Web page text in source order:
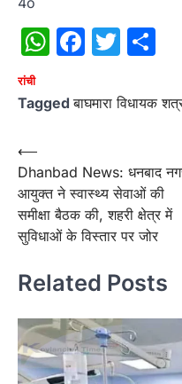
WhatsApp
रांची
Taggedबाघमारा विधायक
Post
navigation
⟵
Dhanbad News: धनबाद
आयुक्त ने स्वास्थ्य सेवाओं की
समीक्षा बैठक की, शहरी क्षेत्र में
सुविधाओं के विस्तार पर जोर
Related Posts